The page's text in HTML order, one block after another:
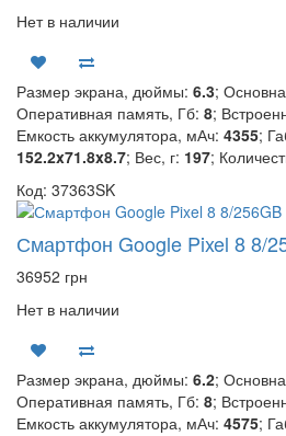
Нет в наличии
Размер экрана, дюймы: 6.3;
Оперативная память, Гб: 8;
Емкость аккумулятора, мАч: 4355;
152.2x71.8x8.7; Вес, г: 197;
Код: 37363SK
Смартфон Google Pixel 8 8/
36952 грн
Нет в наличии
Размер экрана, дюймы: 6.2;
Оперативная память, Гб: 8;
Емкость аккумулятора, мАч: 4575;